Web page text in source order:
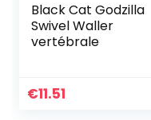
Black Cat Godzilla
Swivel Waller
vertébrale
€11.51